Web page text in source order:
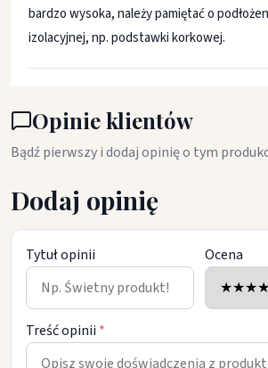
bardzo wysoka, należy pamiętać o
izolacyjnej, np. podstawki korkowej.
Opinie klientów
Bądź pierwszy i dodaj opinię o tym
Dodaj opinię
Tytuł opinii Ocena
Treść opinii *